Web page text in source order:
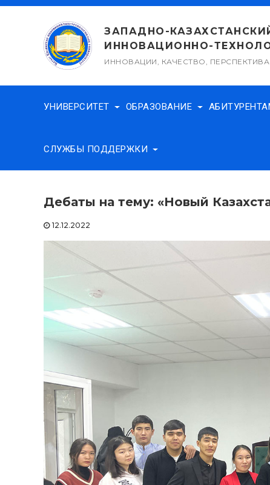
Перейти
содержимому
ЗАПАДНО-
ИННОВАЦИОННО-
ИННОВАЦИИ, КАЧЕСТВО, ПЕРСПЕКТИВА
УНИВЕРСИТЕТ ОБРАЗОВАНИЕ
СЛУЖБЫ ПОДДЕРЖКИ
Дебаты на тему: «Новый
12.12.2022